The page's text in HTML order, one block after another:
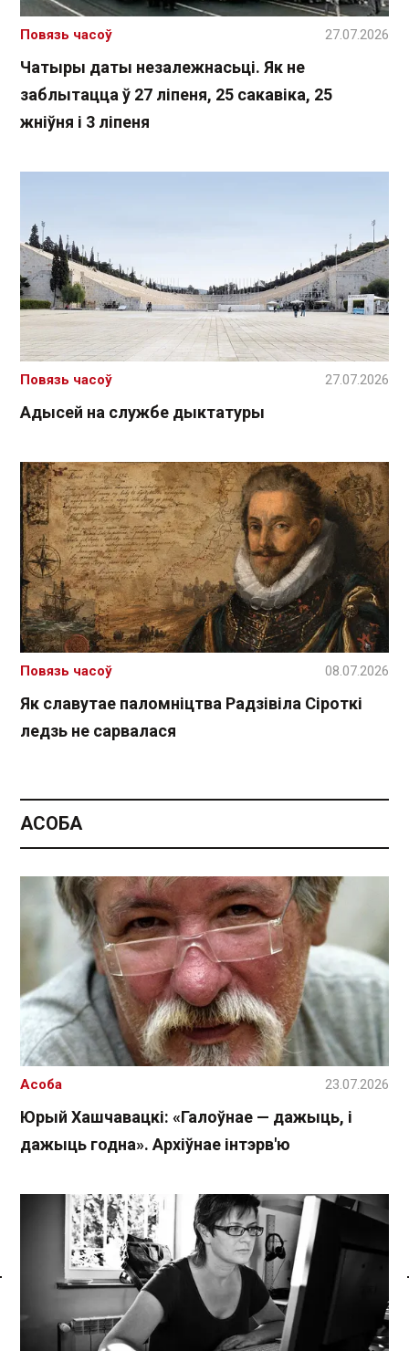
Спасылка без VPN
Чатыры даты незалежнасьці. Як не
заблытацца ў 27 ліпеня, 25 сакавіка, 25
жніўня і 3 ліпеня
Повязь часоў 27.07.2026
Адысей на службе дыктатуры
Повязь часоў 27.07.2026
Як славутае паломніцтва Радзівіла Сіроткі
ледзь не сарвалася
Повязь часоў 08.07.2026
АСОБА
Юрый Хашчавацкі: «Галоўнае — дажыць, і
дажыць годна». Архіўнае інтэрв'ю
Асоба 23.07.2026